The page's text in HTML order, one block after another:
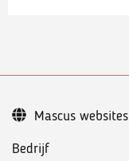
Bedrijf
Mascus websites